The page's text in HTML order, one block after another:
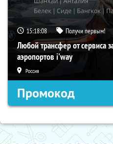
15:18:07 Получи первым!
Любой трансфер от сервиса
аэропортов i'way
Россия
Промокод